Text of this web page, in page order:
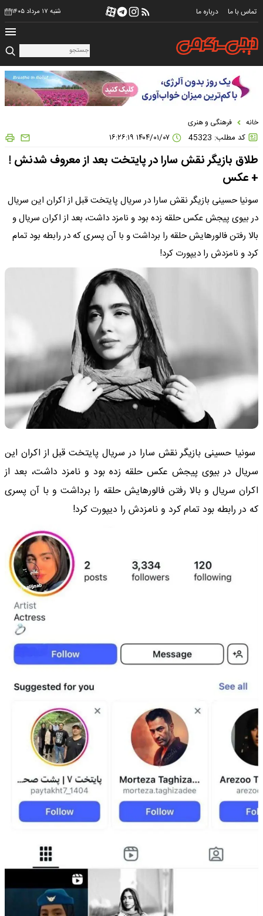
تماس با ما درباره ما شنبه ۱۷ مرداد ۱۴۰۵
خانه فرهنگی و هنری
کد مطلب: 45323
طلاق بازیگر نقش سارا در پایتخت بعد از معروف شدنش !
+ عکس
سونیا حسینی بازیگر نقش سارا در سریال پایتخت قبل از اکران این سریال
در بیوی پیجش عکس حلقه زده بود و نامزد داشت، بعد از اکران سریال و
بالا رفتن فالورهایش حلقه را برداشت و با آن پسری که در رابطه بود تمام
کرد و نامزدش را دیپورت کرد!
سونیا حسینی بازیگر نقش سارا در سریال پایتخت قبل از اکران این
سریال در بیوی پیجش عکس حلقه زده بود و نامزد داشت، بعد از
اکران سریال و بالا رفتن فالورهایش حلقه را برداشت و با آن پسری
که در رابطه بود تمام کرد و نامزدش را دیپورت کرد!